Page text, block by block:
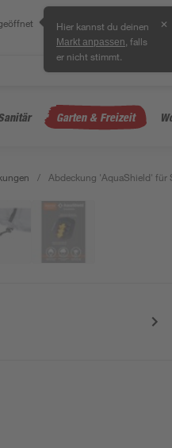
Hier kannst du deinen
Markt anpassen , falls
er nicht stimmt.
✕
Garten & Freizeit
/ Abdeckung 'AquaShield' für